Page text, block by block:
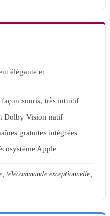
élégante et
souris, très intuitif
Dolby Vision natif
gratuites intégrées
Apple
télécommande exceptionnelle,